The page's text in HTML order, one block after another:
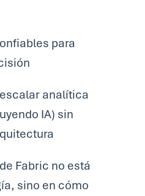
para
analítica
IA) sin
Fabric no está
sino en cómo